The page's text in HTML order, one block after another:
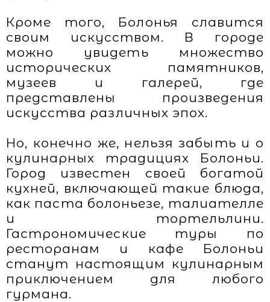
Кроме того, Болонья славится
своим искусством. В городе
можно увидеть множество
исторических памятников,
музеев и галерей, где
представлены произведения
искусства различных эпох.
Но, конечно же, нельзя забыть и о
кулинарных традициях Болоньи.
Город известен своей богатой
кухней, включающей такие блюда,
как паста болоньезе, талиателле
и тортельлини.
Гастрономические туры по
ресторанам и кафе Болоньи
станут настоящим кулинарным
приключением для любого
гурмана.